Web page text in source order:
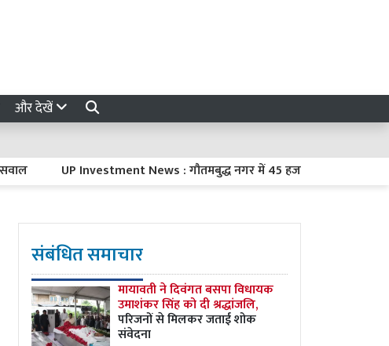
और देखें
UP Investment News : गौतमबुद्ध नगर में 45 हजार करोड़ रुपये का निवेश
संबंधित समाचार
मायावती ने दिवंगत बसपा विधायक
उमाशंकर सिंह को दी श्रद्धांजलि,
परिजनों से मिलकर जताई शोक
संवेदना